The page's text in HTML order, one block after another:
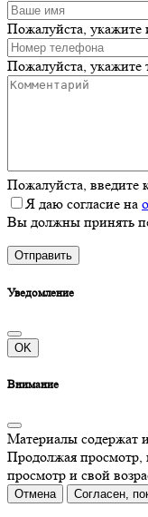
Пожалуйста, укажите
Пожалуйста, укажите
Пожалуйста, введите
Я даю согласие на
Вы должны принять
Отправить
Уведомление
OK
Внимание
Материалы содержат
Продолжая просмотр,
просмотр и свой
Отмена Согласен,